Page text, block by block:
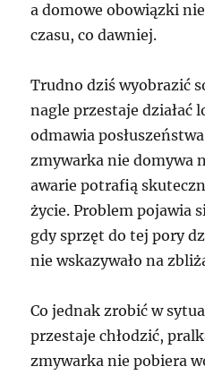
a domowe obowiązki
czasu, co dawniej.
Trudno dziś wyobrazić
nagle przestaje działać
odmawia
zmywarka nie domywa
awarie potrafią
życie. Problem pojawia
gdy sprzęt do tej pory
nie wskazywało na
Co jednak zrobić w
przestaje chłodzić,
zmywarka nie pobiera